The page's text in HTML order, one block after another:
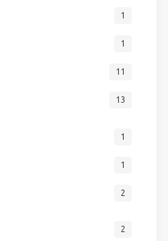
1
1
11
13
1
1
2
2